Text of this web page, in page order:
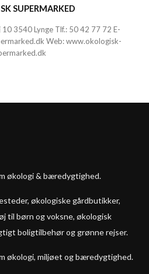
SUPERMARKED
3540 Lynge Tlf.: 50 42 77 72 E-
Web:www.okologisk-
økologi & bæredygtighed.
økologiske gårdbutikker,
til børn og voksne, økologisk
boligtilbehør og grønne rejser.
økologi, miljøet og bæredygtighed.